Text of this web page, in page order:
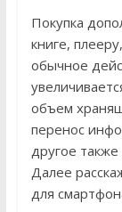
другой
электроники
Покупка
книге,
обычное
объем
перенос
другое
Далее
для